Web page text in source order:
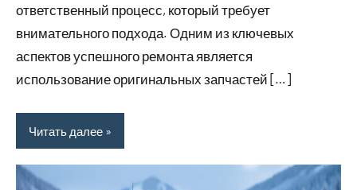
ответственный процесс, который требует
внимательного подхода. Одним из ключевых
аспектов успешного ремонта является
использование оригинальных запчастей […]
Читать далее